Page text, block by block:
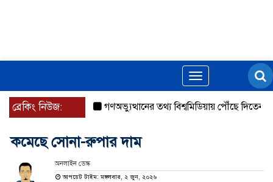
Toggle
navigation
ব্রেকিং নিউজ: গণঅভ্যুত্থানের তথ্য বিশ্বমিডিয়ায় পৌঁছে দিতেন
কমেছে সোনা-রুপার দাম
অনলাইন ডেস্ক
আপডেট টাইম: মঙ্গলবার, ২ জুন, ২০২৬